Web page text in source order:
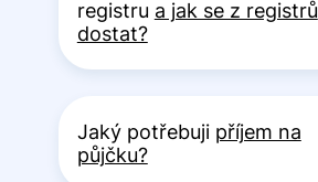
registru a jak se z registrů
dostat?
Jaký potřebuji příjem na
půjčku?